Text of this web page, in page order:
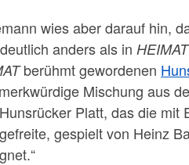
wies aber darauf hin,
anders als in HEIMAT
berühmt gewordenen
Mischung aus
Platt, das die mit
gespielt von Heinz